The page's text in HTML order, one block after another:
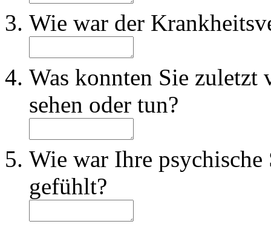
Wie war der
Was konnten Sie zuletzt
sehen oder tun?
Wie war Ihre
gefühlt?